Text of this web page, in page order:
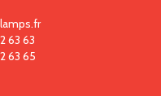
63 63
63 65